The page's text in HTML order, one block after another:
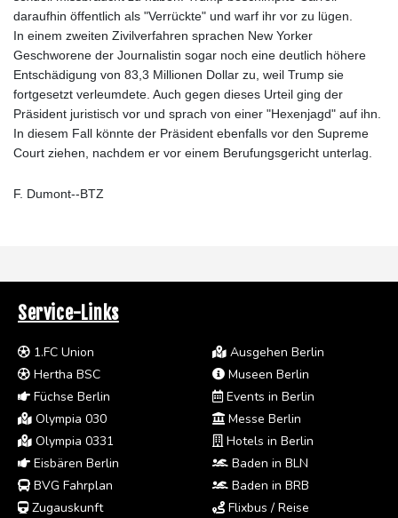
daraufhin öffentlich als "Verrückte" und warf ihr vor zu lügen.
In einem zweiten Zivilverfahren sprachen New Yorker
Geschworene der Journalistin sogar noch eine deutlich höhere
Entschädigung von 83,3 Millionen Dollar zu, weil Trump sie
fortgesetzt verleumdete. Auch gegen dieses Urteil ging der
Präsident juristisch vor und sprach von einer "Hexenjagd" auf ihn.
In diesem Fall könnte der Präsident ebenfalls vor den Supreme
Court ziehen, nachdem er vor einem Berufungsgericht unterlag.
F. Dumont--BTZ
Service-Links
1.FC Union
Hertha BSC
Füchse Berlin
Olympia 030
Olympia 0331
Eisbären Berlin
BVG Fahrplan
Zugauskunft
Ausgehen Berlin
Museen Berlin
Events in Berlin
Messe Berlin
Hotels in Berlin
Baden in BLN
Baden in BRB
Flixbus / Reise